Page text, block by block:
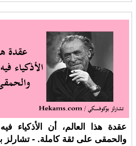
عقدة هذا العالم، أن الأذكياء
والحمقى على ثقة كاملة. -